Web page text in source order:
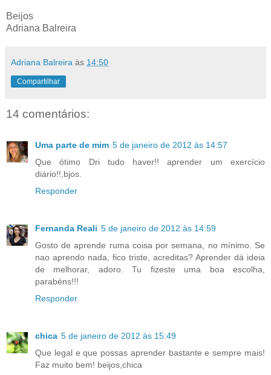
Beijos
Adriana Balreira
Adriana Balreira às 14:50
Compartilhar
14 comentários:
Uma parte de mim 5 de janeiro de 2012 às 14:57
Que ótimo Dri tudo haver!! aprender um exercício
diário!!,bjos.
Responder
Fernanda Reali 5 de janeiro de 2012 às 14:59
Gosto de aprende ruma coisa por semana, no mínimo. Se
nao aprendo nada, fico triste, acreditas? Aprender dá ideia
de melhorar, adoro. Tu fizeste uma boa escolha,
parabéns!!!
Responder
chica 5 de janeiro de 2012 às 15:49
Que legal e que possas aprender bastante e sempre mais!
Faz muito bem! beijos,chica